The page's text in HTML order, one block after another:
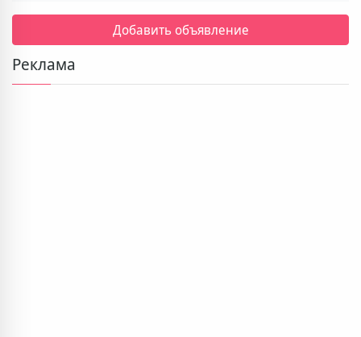
Добавить объявление
Реклама